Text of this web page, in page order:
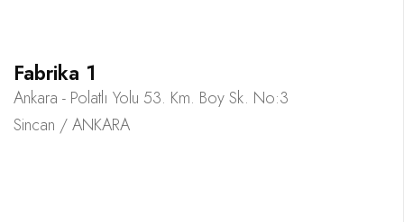
Fabrika 1
Ankara - Polatlı Yolu 53. Km. Boy Sk. No:3
Sincan / ANKARA